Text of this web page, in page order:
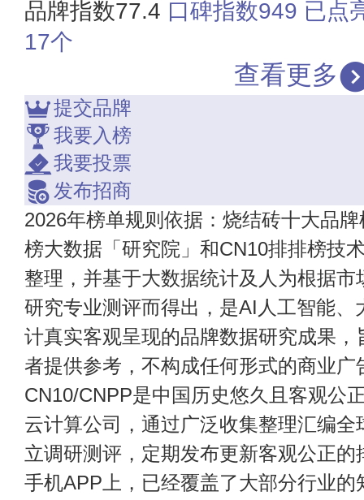
品牌指数77.4 口碑指数949 已点
17个
查看更多
提交品牌
我要入榜
我要投票
发布招商
2026年榜单规则依据：烧结砖十大品
榜大数据「研究院」和CN10排排榜技
整理，并基于大数据统计及人为根据
研究专业测评而得出，是AI人工智能、
计真实客观呈现的品牌数据研究成果
者提供参考，不构成任何形式的商业广
CN10/CNPP是中国历史悠久且客观公
云计算公司，通过广泛收集整理汇编
立调研测评，定期发布更新客观公正
手机APP上，已经覆盖了大部分行业